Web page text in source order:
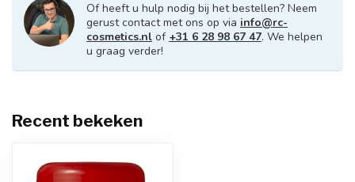
Of heeft u hulp nodig bij het bestellen? Neem
gerust contact met ons op via info@rc-
cosmetics.nl of +31 6 28 98 67 47. We helpen
u graag verder!
Recent bekeken